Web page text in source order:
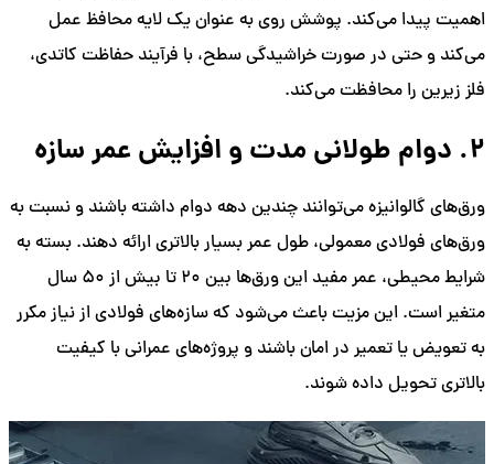
اهمیت پیدا می‌کند. پوشش روی به عنوان یک لایه محافظ عمل
می‌کند و حتی در صورت خراشیدگی سطح، با فرآیند حفاظت کاتدی،
فلز زیرین را محافظت می‌کند.
2. دوام طولانی مدت و افزایش عمر سازه
ورق‌های گالوانیزه می‌توانند چندین دهه دوام داشته باشند و نسبت به
ورق‌های فولادی معمولی، طول عمر بسیار بالاتری ارائه دهند. بسته به
شرایط محیطی، عمر مفید این ورق‌ها بین 20 تا بیش از 50 سال
متغیر است. این مزیت باعث می‌شود که سازه‌های فولادی از نیاز مکرر
به تعویض یا تعمیر در امان باشند و پروژه‌های عمرانی با کیفیت
بالاتری تحویل داده شوند.